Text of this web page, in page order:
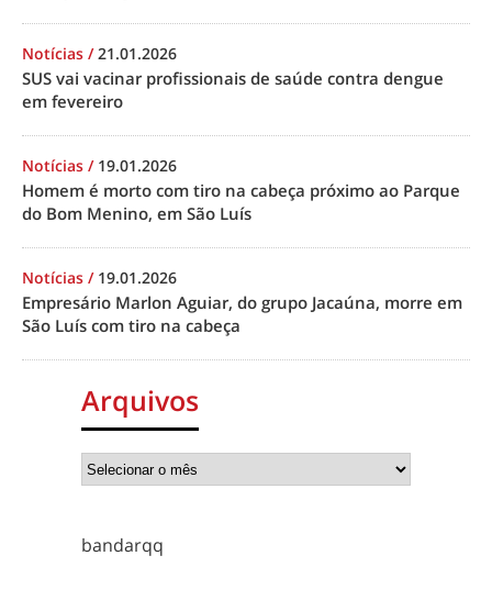
Notícias /21.01.2026
SUS vai vacinar profissionais de saúde contra dengue
em fevereiro
Notícias / 19.01.2026
Homem é morto com tiro na cabeça próximo ao Parque
do Bom Menino, em São Luís
Notícias / 19.01.2026
Empresário Marlon Aguiar, do grupo Jacaúna, morre em
São Luís com tiro na cabeça
Arquivos
bandarqq